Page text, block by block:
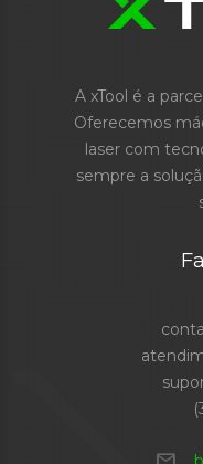
A xTool é a
Oferecemos
laser com
sempre a